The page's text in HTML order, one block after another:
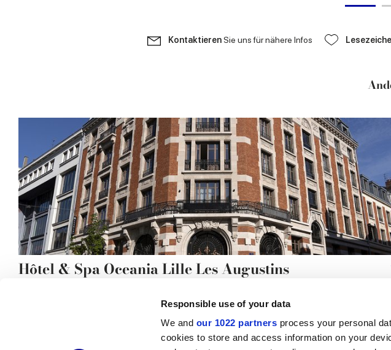
Responsible use of your data
We and our 1022 partners process your personal
cookies to store and access information on your
KontaktierenSie uns für nähere Infos
Hôtel & Spa Oceania Lille Les Augustins